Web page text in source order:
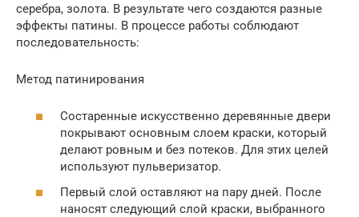
серебра, золота. В результате чего создаются разные
эффекты патины. В процессе работы соблюдают
последовательность:
Метод патинирования
Состаренные искусственно деревянные двери
покрывают основным слоем краски, который
делают ровным и без потеков. Для этих целей
используют пульверизатор.
Первый слой оставляют на пару дней. После
наносят следующий слой краски, выбранного